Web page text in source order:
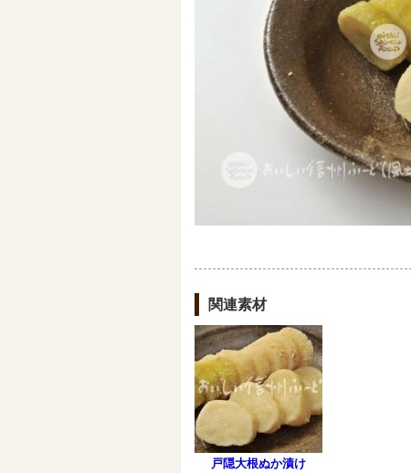
関連素材
戸隠大根ぬか漬け